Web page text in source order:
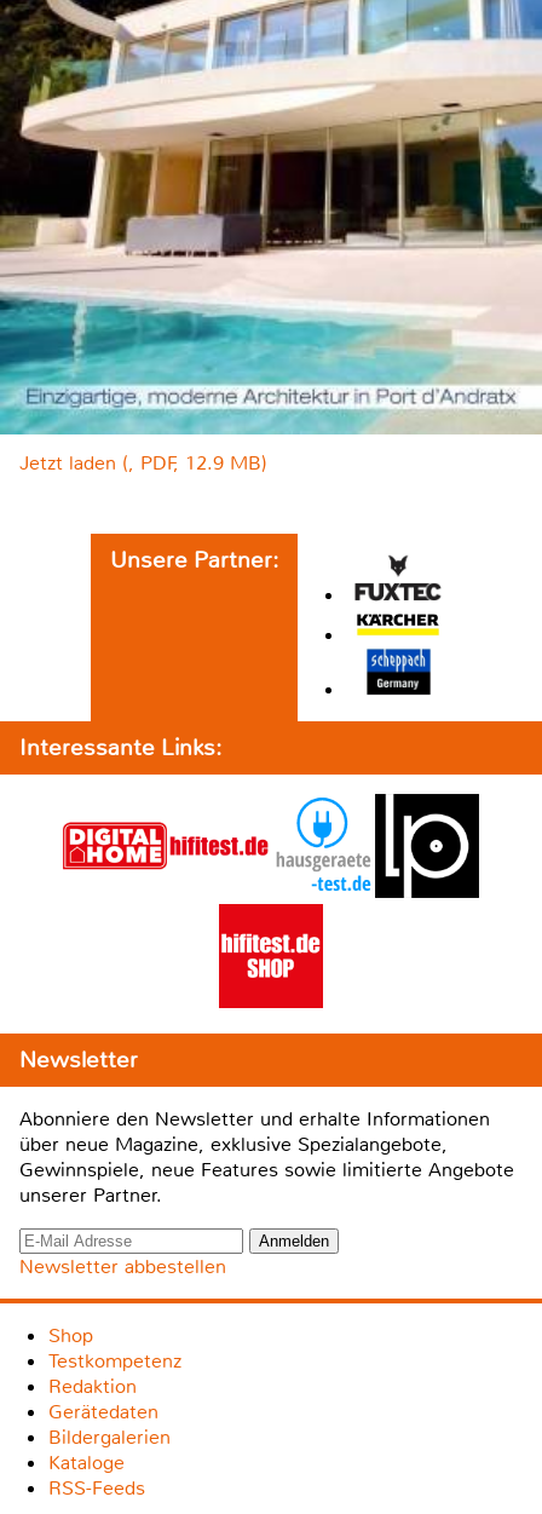
Jetzt laden (, PDF, 12.9 MB)
Unsere Partner:
Interessante Links:
Newsletter
Abonniere den Newsletter und erhalte Informationen
über neue Magazine, exklusive Spezialangebote,
Gewinnspiele, neue Features sowie limitierte Angebote
unserer Partner.
Newsletter abbestellen
Shop
Testkompetenz
Redaktion
Gerätedaten
Bildergalerien
Kataloge
RSS-Feeds